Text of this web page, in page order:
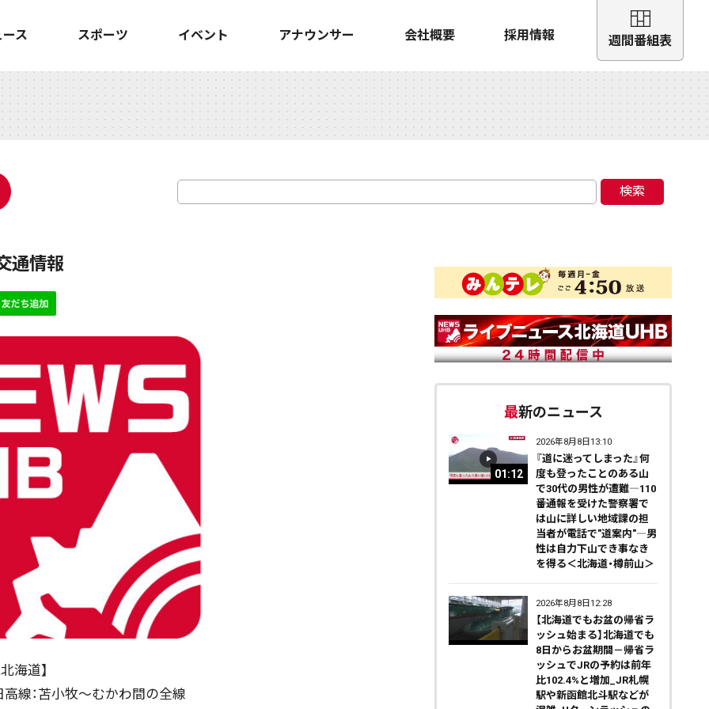
ス スポーツ イベント アナウンサー 会社概要 採用情報 週間番組表
検索
通情報
海道】
線：苫小牧～むかわ間の全線
最新のニュース
01:12
2026年8月8日13:10
『道に迷ってしまった』何
度も登ったことのある山
で30代の男性が遭難―110
番通報を受けた警察署で
は山に詳しい地域課の担
当者が電話で"道案内"―男
性は自力下山でき事なき
を得る＜北海道・樽前山＞
2026年8月8日12:28
【北海道でもお盆の帰省ラ
ッシュ始まる】北海道でも
8日からお盆期間－帰省ラ
ッシュでJRの予約は前年
比102.4%と増加_JR札幌
駅や新函館北斗駅などが